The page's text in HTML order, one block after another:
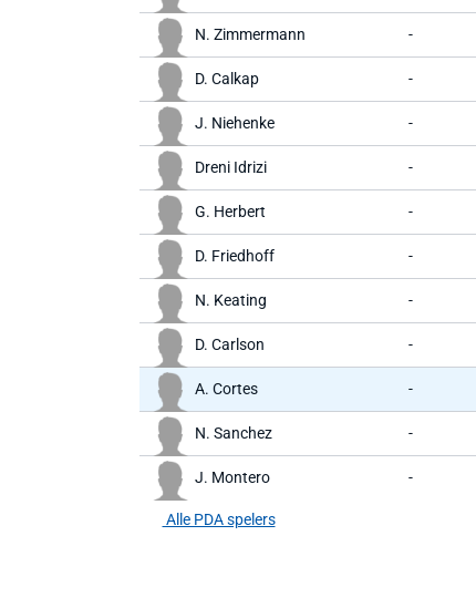
N. Zimmermann -
D. Calkap -
J. Niehenke -
Dreni Idrizi -
G. Herbert -
D. Friedhoff -
N. Keating -
D. Carlson -
A. Cortes -
N. Sanchez -
J. Montero -
Alle PDA spelers